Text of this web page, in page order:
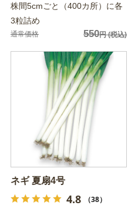
株間5cmごと（400カ所）に各
3粒詰め
通常価格 550円(税込)
ネギ 夏扇4号
4.8 （38）